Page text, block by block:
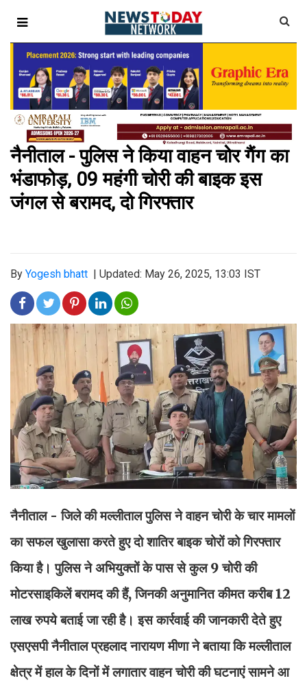
नैनीताल - पुलिस ने किया वाहन चोर गैंग का
भंडाफोड़, 09 महंगी चोरी की बाइक इस
जंगल से बरामद, दो गिरफ्तार
By Yogesh bhatt Updated: May 26, 2025, 13:03 IST
नैनीताल - जिले की मल्लीताल पुलिस ने वाहन चोरी के चार मामलों
का सफल खुलासा करते हुए दो शातिर बाइक चोरों को गिरफ्तार
किया है। पुलिस ने अभियुक्तों के पास से कुल 9 चोरी की
मोटरसाइकिलें बरामद की हैं, जिनकी अनुमानित कीमत करीब 12
लाख रुपये बताई जा रही है। इस कार्रवाई की जानकारी देते हुए
एसएसपी नैनीताल प्रहलाद नारायण मीणा ने बताया कि मल्लीताल
क्षेत्र में हाल के दिनों में लगातार वाहन चोरी की घटनाएं सामने आ